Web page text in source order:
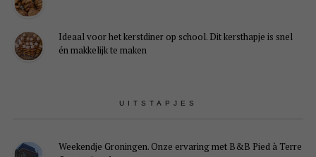
Ideaal voor het kerstdiner op school. Dit kersthapje is snel
én makkelijk te maken
UITSTAPJES
Weekendje Groningen. Onze ervaring met B&B Pied à Terre